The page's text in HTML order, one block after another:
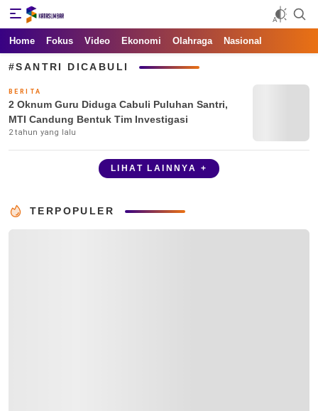
Kata Sumbar
Berita Sumbar Hari Ini
Home Fokus Video Ekonomi Olahraga Nasional
#SANTRI DICABULI
BERITA
2 Oknum Guru Diduga Cabuli Puluhan Santri,
MTI Candung Bentuk Tim Investigasi
2 tahun yang lalu
LIHAT LAINNYA +
TERPOPULER